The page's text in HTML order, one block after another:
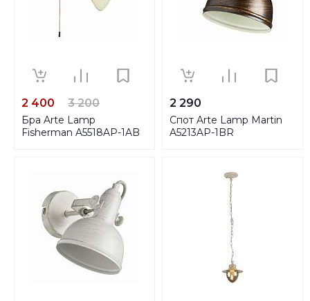
2 400 3 200
Бра Arte Lamp
Fisherman A5518AP-1AB
2 290
Спот Arte Lamp Martin
A5213AP-1BR